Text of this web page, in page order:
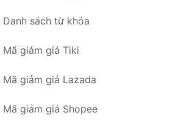
Danh sách từ khóa
Mã giảm giá Tiki
Mã giảm giá Lazada
Mã giảm giá Shopee